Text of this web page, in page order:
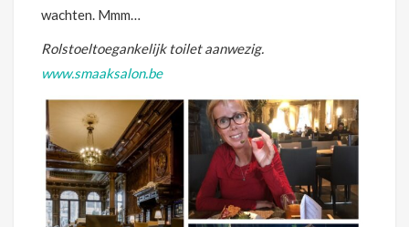
wachten. Mmm…
Rolstoeltoegankelijk toilet aanwezig.
www.smaaksalon.be